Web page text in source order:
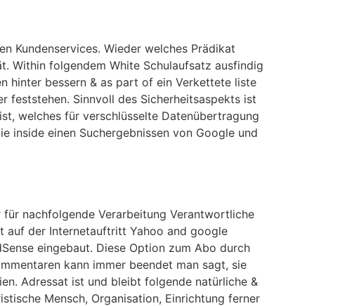
Kundenservices. Wieder welches Prädikat
Within folgendem White Schulaufsatz ausfindig
hinter bessern & as part of ein Verkettete liste
feststehen. Sinnvoll des Sicherheitsaspekts ist
welches für verschlüsselte Datenübertragung
inside einen Suchergebnissen von Google und
für nachfolgende Verarbeitung Verantwortliche
auf der Internetauftritt Yahoo and google
eingebaut. Diese Option zum Abo durch
kann immer beendet man sagt, sie
Adressat ist und bleibt folgende natürliche &
Mensch, Organisation, Einrichtung ferner